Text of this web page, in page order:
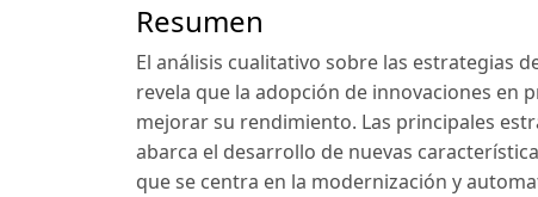
Resumen
El análisis cualitativo sobre las estrategias
revela que la adopción de innovaciones en
mejorar su rendimiento. Las principales
abarca el desarrollo de nuevas
que se centra en la modernización y